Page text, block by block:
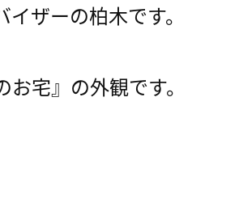
ザーの柏木です。
お宅』の外観です。